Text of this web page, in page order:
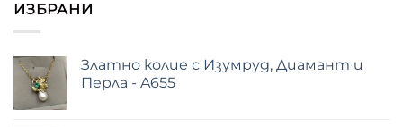
ИЗБРАНИ
Златно колие с Изумруд, Диамант и
Перла - A655